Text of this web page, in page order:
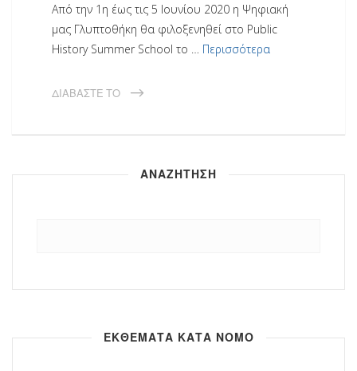
Από την 1η έως τις 5 Ιουνίου 2020 η Ψηφιακή
μας Γλυπτοθήκη θα φιλοξενηθεί στο Public
History Summer School το … Περισσότερα
ΔΙΑΒΆΣΤΕ ΤΟ
ΑΝΑΖΗΤΗΣΗ
ΕΚΘΕΜΑΤΑ ΚΑΤΑ ΝΟΜΟ